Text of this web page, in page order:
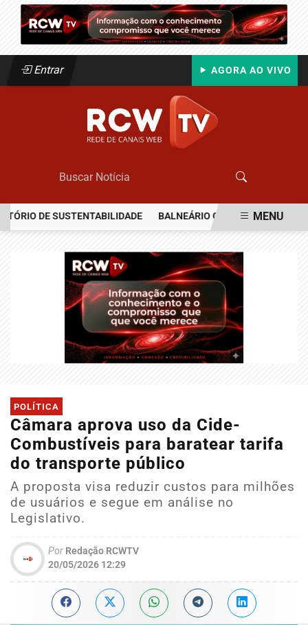
Entrar AGORA AO VIVO
DE SUSTENTABILIDADE BALNEÁRIO CAMBORIÚ RECEBERÁ
MENU
POLÍTICA
Câmara aprova uso da Cide-
Combustíveis para baratear tarifa
do transporte público
A proposta visa reduzir custos para milhões
de usuários e segue em análise no
Legislativo.
Por Redação RCWTV
20/05/2026 12:29